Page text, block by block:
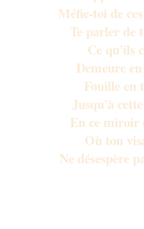
Méfie-toi de
Te parler de
Ce qu'ils
Demeure
Fouille en
Jusqu'à
En ce miroir
Où ton
Ne désespère